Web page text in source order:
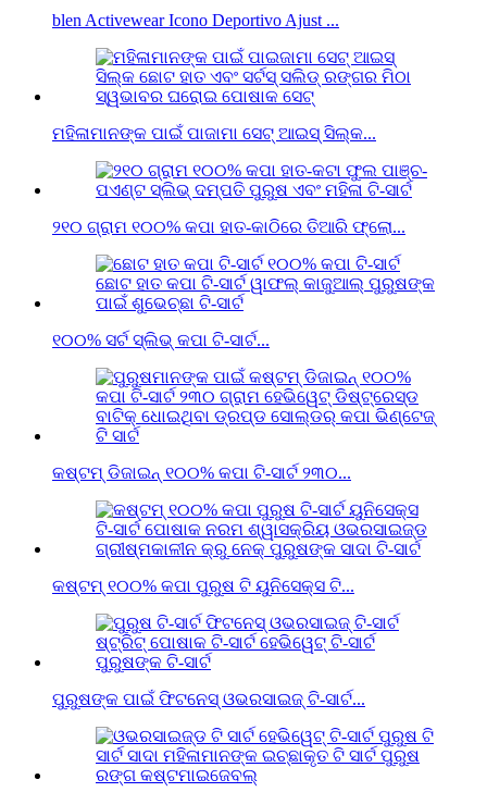
blen Activewear Icono Deportivo Ajust ...
ମହିଳାମାନଙ୍କ ପାଇଁ ପାଜାମା ସେଟ୍ ଆଇସ୍ ସିଲ୍କ...
୨୧୦ ଗ୍ରାମ ୧୦୦% କପା ହାତ-କାଠିରେ ତିଆରି ଫ୍ଲୋ...
୧୦୦% ସର୍ଟ ସ୍ଲିଭ୍ କପା ଟି-ସାର୍ଟ...
କଷ୍ଟମ୍ ଡିଜାଇନ୍ ୧୦୦% କପା ଟି-ସାର୍ଟ ୨୩୦...
କଷ୍ଟମ୍ ୧୦୦% କପା ପୁରୁଷ ଟି ୟୁନିସେକ୍ସ ଟି...
ପୁରୁଷଙ୍କ ପାଇଁ ଫିଟନେସ୍ ଓଭରସାଇଜ୍ ଟି-ସାର୍ଟ...